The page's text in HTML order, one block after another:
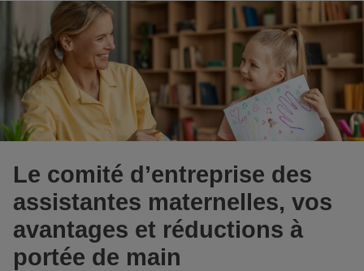
Le comité d’entreprise des
assistantes maternelles, vos
avantages et réductions à
portée de main